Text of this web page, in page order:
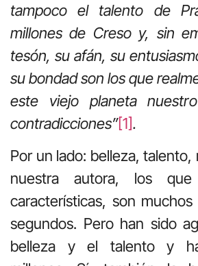
tampoco el talento de
millones de Creso y, sin
tesón, su afán, su
su bondad son los que
este viejo planeta
contradicciones”[1].
Por un lado: belleza, talento,
nuestra autora, los
características, son
segundos. Pero han sido
belleza y el talento y